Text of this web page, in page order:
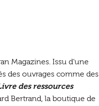
Magazines. Issu d’une
des ouvrages comme des
des ressources
Bertrand, la boutique de